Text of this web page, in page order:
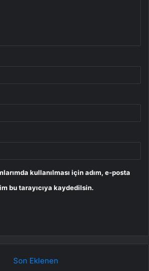
kullanılması için adım, e-posta
bu tarayıcıya kaydedilsin.
Son Eklenen